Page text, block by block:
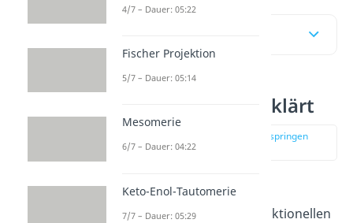
Amine einfach erklärt
zur Stelle im Video springen
(00:11)
Aminesind organische
Verbindungen mit der funktionellen
4/7 – Dauer: 05:22
Fischer Projektion
5/7 – Dauer: 05:14
Mesomerie
6/7 – Dauer: 04:22
Keto-Enol-Tautomerie
7/7 – Dauer: 05:29